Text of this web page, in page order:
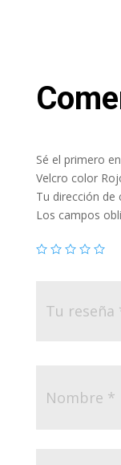
Sé el primero
Velcro color
Tu dirección de
Los campos